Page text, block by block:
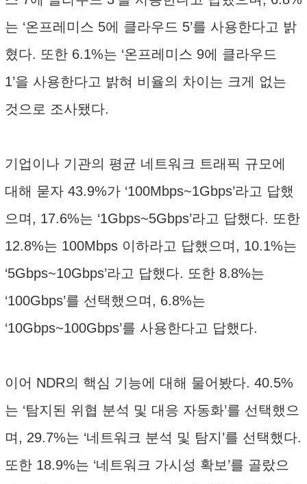
는 ‘온프레미스 5에 클라우드 5’를 사용한다고 밝
혔다. 또한 6.1%는 ‘온프레미스 9에 클라우드
1’을 사용한다고 밝혀 비율의 차이는 크게 없는
것으로 조사됐다.
기업이나 기관의 평균 네트워크 트래픽 규모에
대해 묻자 43.9%가 ‘100Mbps~1Gbps’라고 답했
으며, 17.6%는 ‘1Gbps~5Gbps’라고 답했다. 또한
12.8%는 100Mbps 이하라고 답했으며, 10.1%는
‘5Gbps~10Gbps’라고 답했다. 또한 8.8%는
‘100Gbps’를 선택했으며, 6.8%는
‘10Gbps~100Gbps’를 사용한다고 답했다.
이어 NDR의 핵심 기능에 대해 물어봤다. 40.5%
는 ‘탐지된 위협 분석 및 대응 자동화’를 선택했으
며, 29.7%는 ‘네트워크 분석 및 탐지’를 선택했다.
또한 18.9%는 ‘네트워크 가시성 확보’를 골랐으